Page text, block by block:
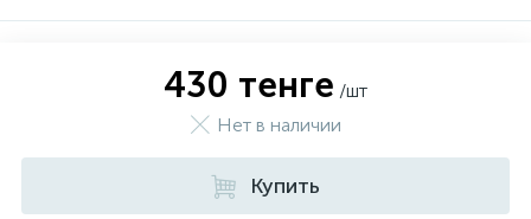
430 тенге /шт
Нет в наличии
Купить